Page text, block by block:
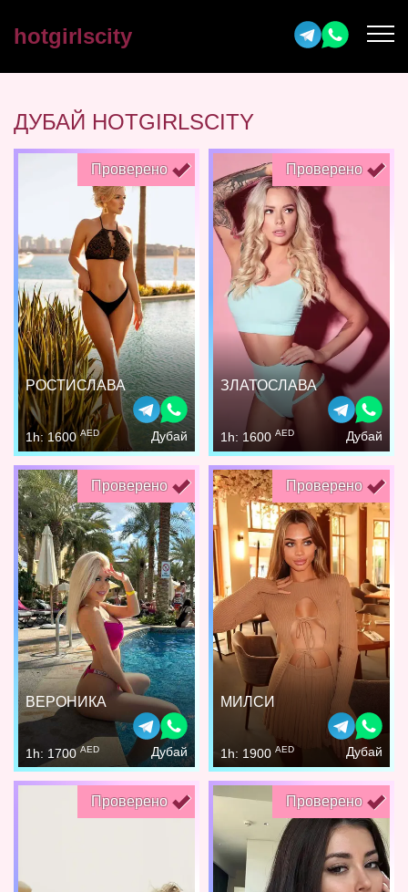
hotgirlscity
ДУБАЙ HOTGIRLSCITY
Проверено
РОСТИСЛАВА
1h: 1600AED Дубай
Проверено
ЗЛАТОСЛАВА
1h: 1600 AED Дубай
Проверено
ВЕРОНИКА
1h: 1700 AED Дубай
Проверено
МИЛСИ
1h: 1900 AED Дубай
Проверено Проверено